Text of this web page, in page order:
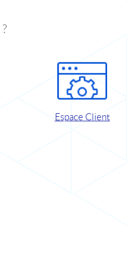
Espace Client